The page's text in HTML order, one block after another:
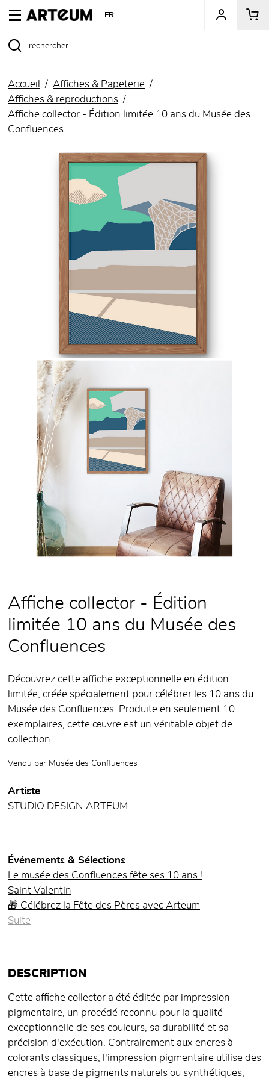
ARTEUM, la référence des boutiques de musées
FR
Accueil
Affiches & Papeterie
Affiches & reproductions
Affiche collector - Édition limitée 10 ans du Musée des
Confluences
Affiche collector - Édition
limitée 10 ans du Musée des
Confluences
Découvrez cette affiche exceptionnelle en édition
limitée, créée spécialement pour célébrer les 10 ans du
Musée des Confluences. Produite en seulement 10
exemplaires, cette œuvre est un véritable objet de
collection.
Vendu par Musée des Confluences
Artiste
STUDIO DESIGN ARTEUM
Événements & Sélections
Le musée des Confluences fête ses 10 ans !
Saint Valentin
🎁 Célébrez la Fête des Pères avec Arteum
Suite
DESCRIPTION
Cette affiche collector a été éditée par impression
pigmentaire, un procédé reconnu pour la qualité
exceptionnelle de ses couleurs, sa durabilité et sa
précision d'exécution. Contrairement aux encres à
colorants classiques, l'impression pigmentaire utilise des
encres à base de pigments naturels ou synthétiques,